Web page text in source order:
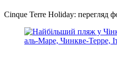
Cinque Terre Holiday: перегляд